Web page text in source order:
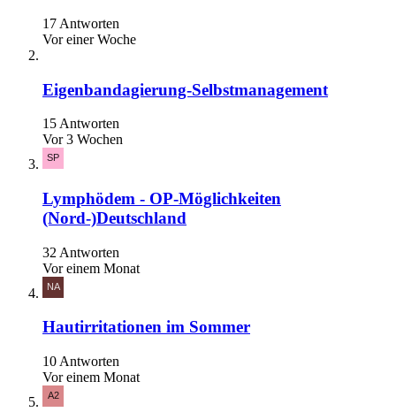
17 Antworten
Vor einer Woche
Eigenbandagierung-Selbstmanagement
15 Antworten
Vor 3 Wochen
Lymphödem - OP-Möglichkeiten
(Nord-)Deutschland
32 Antworten
Vor einem Monat
Hautirritationen im Sommer
10 Antworten
Vor einem Monat